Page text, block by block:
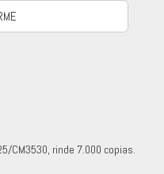
CM3530, rinde 7.000 copias.